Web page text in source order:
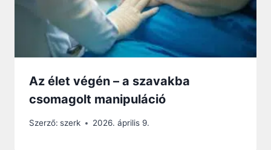
Az élet végén – a szavakba
csomagolt manipuláció
Szerző: szerk 2026. április 9.